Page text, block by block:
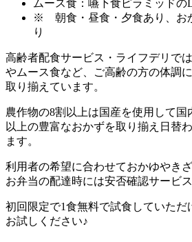
ムース食：嚥下食ピラミッドの
※ 朝食・昼食・夕食あり、お
り
高齢者配食サービス・ライフデリで
やムース食など、ご高齢の方の体調
取り揃えています。
農作物の8割以上は国産を使用して国
以上の豊富なおかずを取り揃え日替
ます。
利用者の希望に合わせておかゆやき
お弁当の配達時には安否確認サービ
初回限定で1食無料で試食していただ
お試しください♪